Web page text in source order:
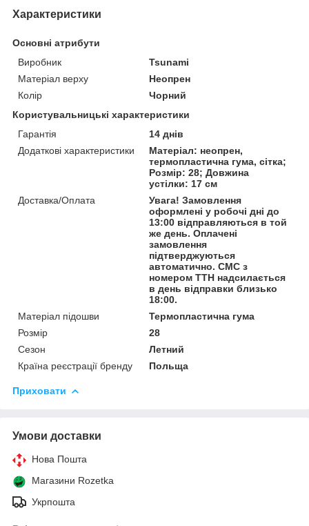
Характеристики
Основні атрибути
Виробник
Tsunami
Матеріал верху
Неопрен
Колір
Чорний
Користувальницькі характеристики
Гарантія
14 днів
Додаткові характеристики
Матеріал: неопрен,
термопластична гума, сітка;
Розмір: 28; Довжина
устілки: 17 см
Доставка/Оплата
Увага! Замовлення
оформлені у робочі дні до
13:00 відправляються в той
же день. Оплачені
замовлення
підтверджуються
автоматично. СМС з
номером ТТН надсилається
в день відправки близько
18:00.
Матеріал підошви
Термопластична гума
Розмір
28
Сезон
Летний
Країна реєстрації бренду
Польща
Приховати
Умови доставки
Нова Пошта
Магазини Rozetka
Укрпошта